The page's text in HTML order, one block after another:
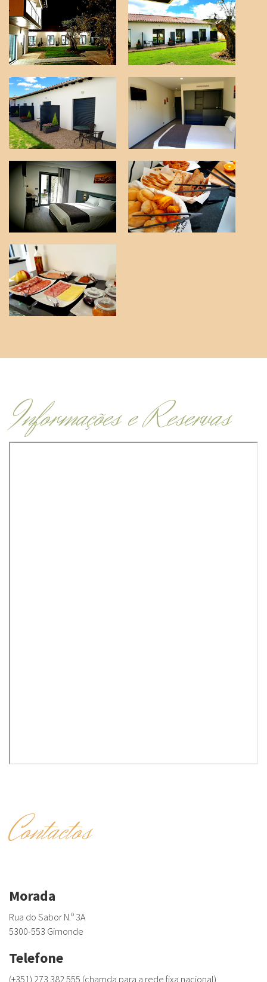
Informações e Reservas
Contactos
Morada
Rua do Sabor N.º 3A
5300-553 Gimonde
Telefone
(+351) 273 382 555 (chamda para a rede fixa nacional)